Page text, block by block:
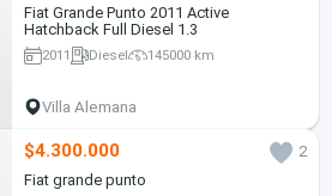
Fiat Grande Punto 2011 Active
Hatchback Full Diesel 1.3
2011 Diesel 145000 km
Villa Alemana
$4.300.000
2
Fiat grande punto